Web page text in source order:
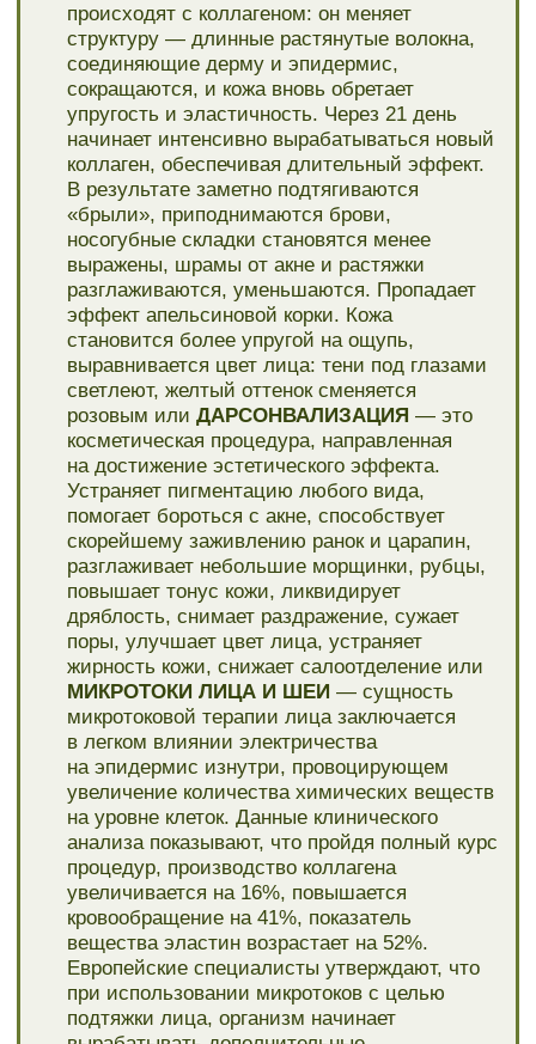
процедур, производство коллагена
увеличивается на 16%, повышается
кровообращение на 41%, показатель
вещества эластин возрастает на 52%.
Европейские специалисты утверждают, что
при использовании микротоков с целью
подтяжки лица, организм начинает
вырабатывать дополнительные
аминокислоты, а они, в свою очередь,
влияют на ускорение процесса клеточного
восстановления.
АППАРАТНЫЙ УХОД ЗА ТЕЛОМ:
МИОСТИМУЛЯЦИЯфизиотерапевтическая
процедура, направленная на улучшение
фигуры за счет нагрузки на определенные
группы мышц. Данная методика была
изначально создана, чтобы предотвратить
атрофию мышц у ослабленных, неспособных
двигаться пациентов. Далее технология
нашла применение у космонавтов, чьи
мышцы теряют свои свойства за время
нахождения за пределами Земли. А сегодня
процедура доступна практически во всех
салонах бьюти-индустрии.
УХОД ЗА РУКАМИ: ПАРАФИНОТЕРАПИЯ
для рук тонизирует и омолаживает кожу,
с помощью парафиновой ванны возможно
вылечить трещины на руках.
Восстанавливается эпидермис рук, который
повреждается из-за механических факторов.
Уменьшение болевых ощущений, если есть
проблемы с кистями. Оказывает мощное
термическое воздействие или
ФАРФОРОВАЯ МАСКА ДЛЯ РУКнасыщает
кожу рук необходимыми микроэлементами,
стимулирует клеточный метаболизм,
повышает эластичность и тургор
эпидермиса, устраняет сухость
и раздражения. Осветляет и выравнивает тон
кожи, регенерирует и омолаживает,
увлажняет и укрепляет ногтевую пластину.
Руки выглядят более молодыми
и ухоженными, кожа становится мягкой,
нежной и бархатистой
АЛЬГИНАТНАЯ МАСКА ДЛЯ ЛИЦА
«ЭКСПРЕСС — ЛИФТИНГ»Свойства
альгинатной маски: эффект лифтинга —
проводит коррекцию овала лица,
разглаживает морщины, укрепляет
коллагеновые волокна, повышает тонус
и эластичность кожи, удерживает влагу,
сохраняет водный баланс, устраняет сухость,
улучшает внешний вид, проводит
детоксикацию, снимает следы усталости,
улучшает обмен веществ и процессы